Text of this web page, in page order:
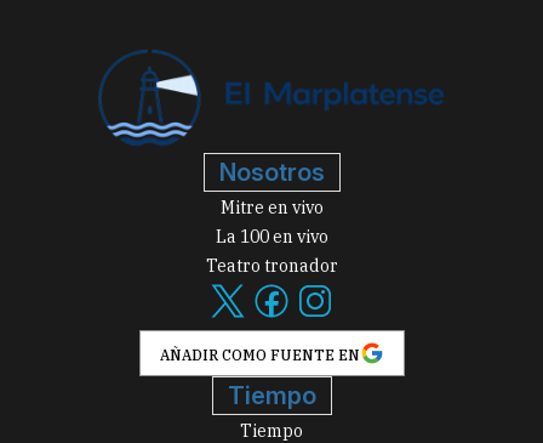
Nosotros
Mitre en vivo
La 100 en vivo
Teatro tronador
AÑADIR COMO FUENTE EN
Tiempo
Tiempo